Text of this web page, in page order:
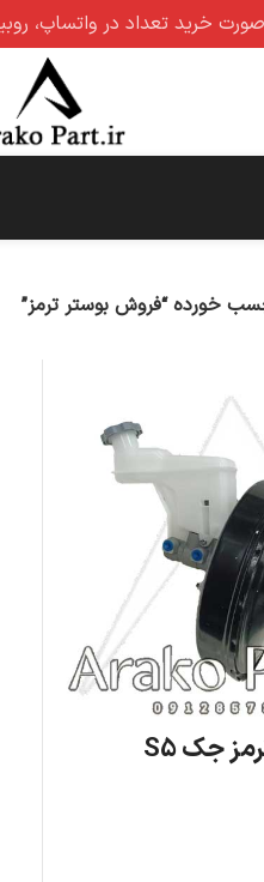
خورده “فروش بوستر ترمز”
بوستر و پمپ ترمز جک S5
خرید تعداد در واتساپ،